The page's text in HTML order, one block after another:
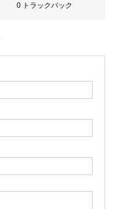
0 トラックバック